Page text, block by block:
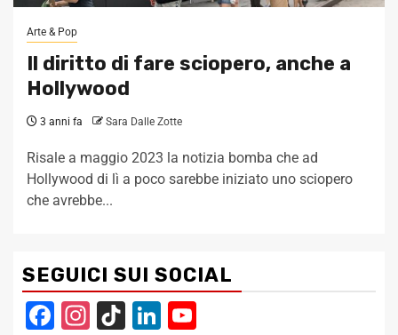
Arte & Pop
Il diritto di fare sciopero, anche a
Hollywood
3 anni fa Sara Dalle Zotte
Risale a maggio 2023 la notizia bomba che ad
Hollywood di lì a poco sarebbe iniziato uno sciopero
che avrebbe...
SEGUICI SUI SOCIAL
Facebook
Instagram
TikTokLinkedIn